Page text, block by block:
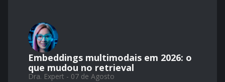
Embeddings multimodais em 2026: o
que mudou no retrieval
Dra. Expert - 07 de Agosto